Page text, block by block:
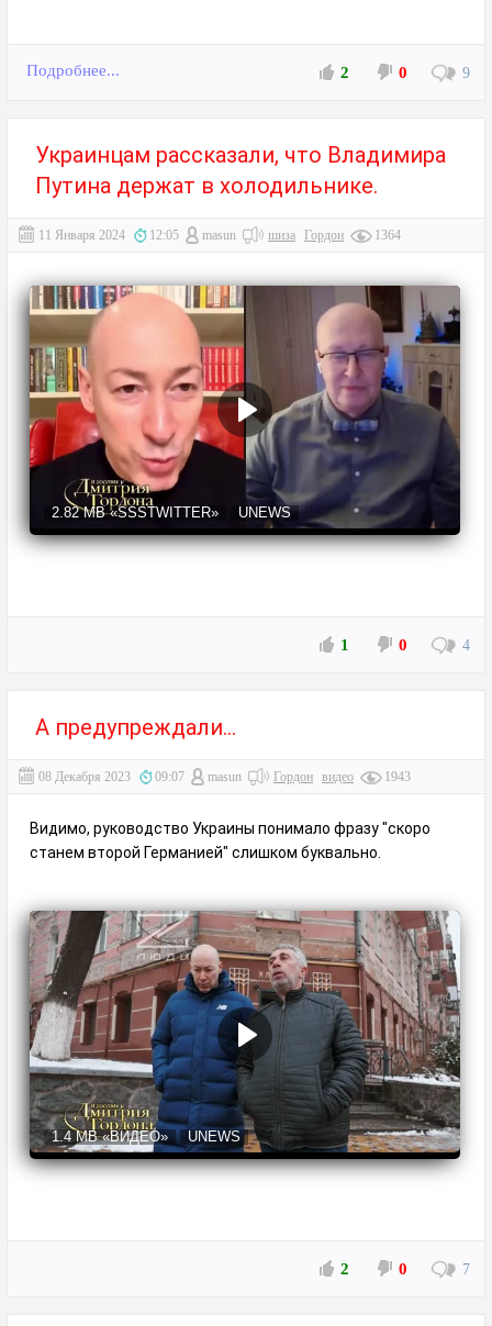
Подробнее... 2 0 9
Украинцам рассказали, что Владимира
Путина держат в холодильнике.
11 Января 2024 12:05 masun шиза Гордон 1364
2.82 MB«SSSTWITTER» UNEWS
1 0 4
А предупреждали...⁠⁠
08 Декабря 2023 09:07 masun Гордон видео 1943
Видимо, руководство Украины понимало фразу "скоро
станем второй Германией" слишком буквально.
1.4 MB«ВИДЕО» UNEWS
2 0 7